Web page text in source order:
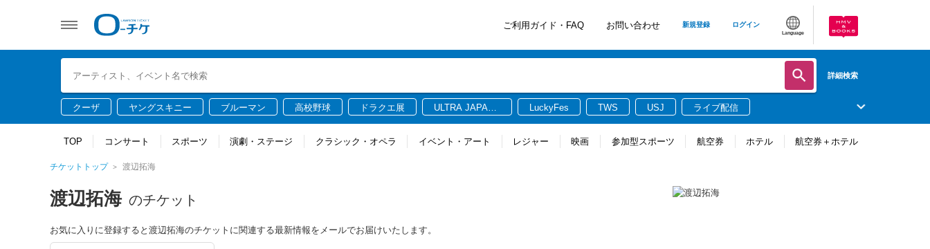
ご利用ガイド・FAQ お問い合わせ 新規登録 ログイン
Language
詳細検索
クーザ ヤングスキニー ブルーマン 高校野球 ドラクエ展
ULTRA JAPAN
LuckyFes TWS USJ ライブ配信
TOP コンサート スポーツ 演劇・ステージ クラシック・オペラ イベント・アート レジャー 映画 参加型スポーツ 航空券 ホテル 航空券＋ホテル
チケットトップ 渡辺拓海
渡辺拓海 のチケット
お気に入りに登録すると渡辺拓海のチケットに関連する最新情報をメールでお届けいたします。